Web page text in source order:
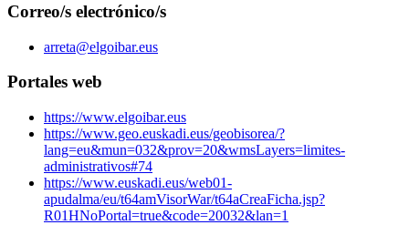
Correo/s electrónico/s
arreta@elgoibar.eus
Portales web
https://www.elgoibar.eus
https://www.geo.euskadi.eus/geobisorea/?
lang=eu&mun=032&prov=20&wmsLayers=limites-
administrativos#74
https://www.euskadi.eus/web01-
apudalma/eu/t64amVisorWar/t64aCreaFicha.jsp?
R01HNoPortal=true&code=20032&lan=1